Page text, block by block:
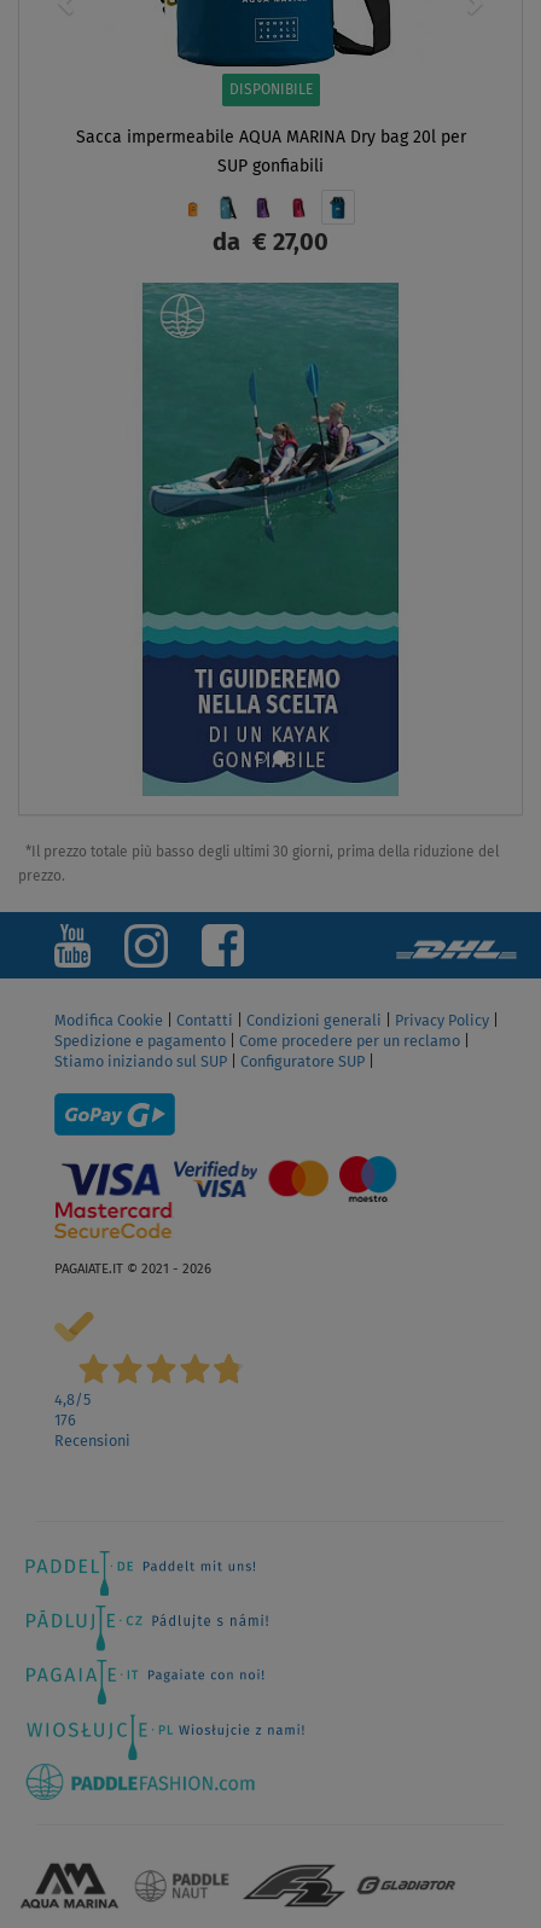
DISPONIBILE
Sacca impermeabile AQUA MARINA Dry bag 20l per
SUP gonfiabili
da € 27,00
SCHERMO
*Il prezzo totale più basso degli ultimi 30 giorni, prima della riduzione del
prezzo.
Modifica Cookie Contatti Condizioni generali Privacy Policy
Spedizione e pagamento
Come procedere per un reclamo
Stiamo iniziando sul SUP
Configuratore SUP
PAGAIATE.IT © 2021 - 2026
4,8/5
176
Recensioni